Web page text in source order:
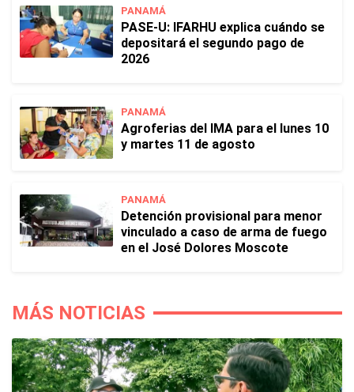
PANAMÁ
PASE-U: IFARHU explica cuándo se
depositará el segundo pago de
2026
PANAMÁ
Agroferias del IMA para el lunes 10
y martes 11 de agosto
PANAMÁ
Detención provisional para menor
vinculado a caso de arma de fuego
en el José Dolores Moscote
MÁS NOTICIAS